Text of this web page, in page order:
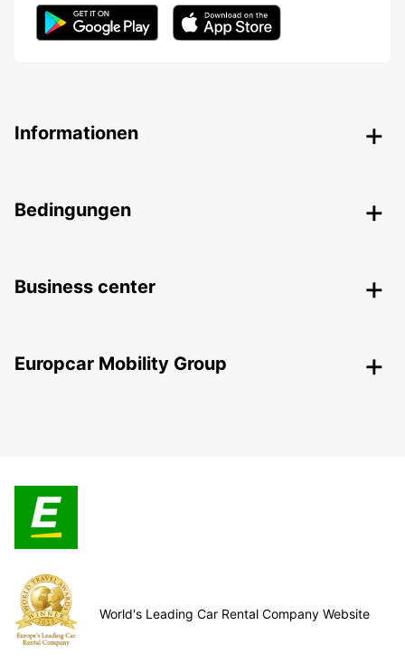
Informationen
Bedingungen
Business center
Europcar Mobility Group
World's Leading Car Rental Company Website